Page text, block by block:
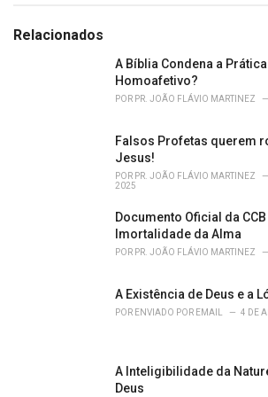
o
r:Relacionados
A Bíblia Condena a
Homoafetivo?
POR PR. JOÃO FLÁVIO MARTINEZ
Falsos Profetas querem
Jesus!
POR PR. JOÃO FLÁVIO MARTINEZ
2025
Documento Oficial da
Imortalidade da Alma
POR PR. JOÃO FLÁVIO MARTINEZ
A Existência de Deus e a
POR ENVIADO POR EMAIL 4 DE
A Inteligibilidade da
Deus